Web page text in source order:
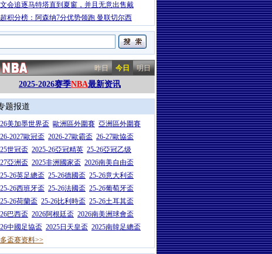
会追逐马特塔直到夏窗，并且无意出售戴
积分榜：阿森纳7分优势领跑 曼联切尔西
昨日 今日 明日
2025-2026赛季NBA最新资讯
题报道
美加墨世界盃 歐洲區外圍賽 亞洲區外圍賽
2027歐冠盃 2026-27歐霸盃 26-27歐協盃
世冠盃 2025-26亞冠精英 25-26亞冠乙级
亞洲盃 2025非洲國家盃 2026南美自由盃
26英足總盃 25-26德國盃 25-26意大利盃
26西班牙盃 25-26法國盃 25-26葡萄牙盃
26荷蘭盃 25-26比利時盃 25-26土耳其盃
巴西盃 2026阿根廷盃 2026南美洲球會盃
中國足協盃 2025日天皇盃 2025南韓足總盃
盃赛资料>>